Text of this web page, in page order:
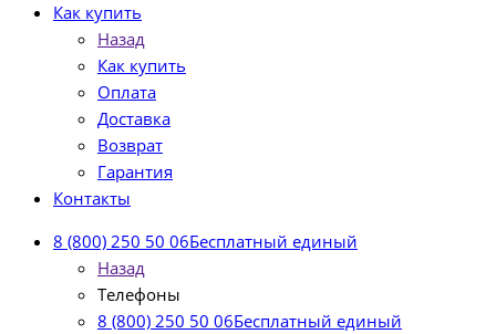
Как купить
Назад
Как купить
Оплата
Доставка
Возврат
Гарантия
Контакты
8 (800) 250 50 06Бесплатный единый
Назад
Телефоны
8 (800) 250 50 06Бесплатный единый